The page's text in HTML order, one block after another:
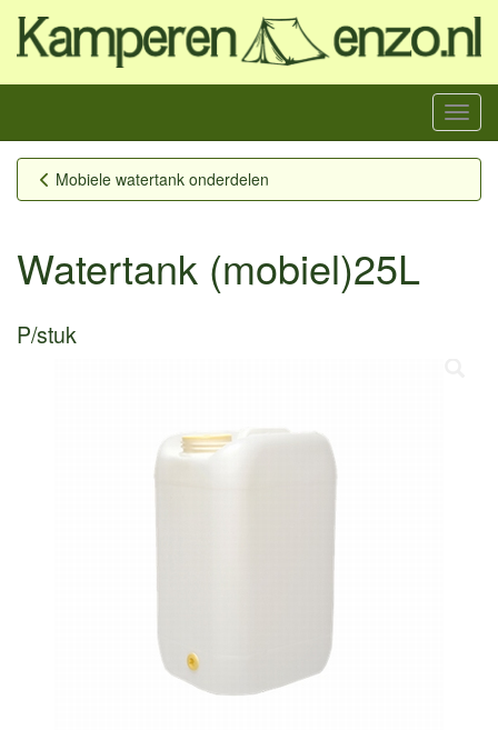
Menu
Mobiele watertank onderdelen
Watertank (mobiel)25L
P/stuk